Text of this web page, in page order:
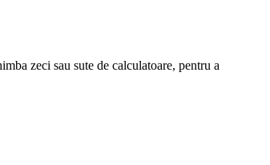
zeci sau sute de calculatoare, pentru a